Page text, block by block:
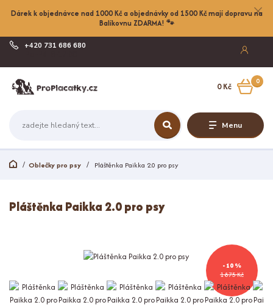
Dárek k objednávce nad 1000 Kč a objednávky od 1500 Kč mají dopravu na
Balíkovnu ZDARMA! 🐾
Menu
+420 731 686 680
0
0 Kč
Oblečky pro psy Pláštěnka Paikka 2.0 pro psy
Pláštěnka Paikka 2.0 pro psy
1 875 Kč
- 10 %